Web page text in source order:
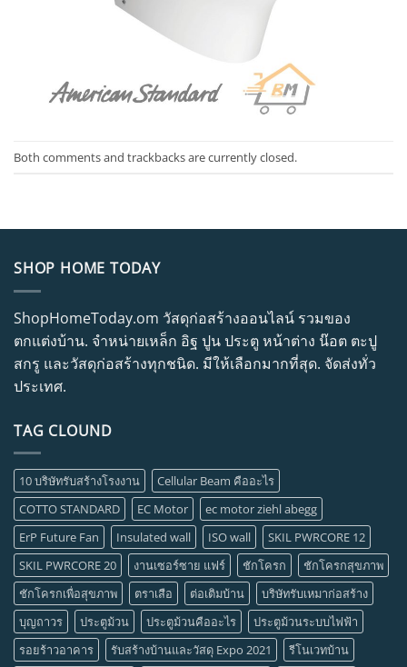
Both comments and trackbacks are currently closed.
SHOP HOME TODAY
ShopHomeToday.om วัสดุก่อสร้างออนไลน์ รวมของ
ตกแต่งบ้าน. จำหน่ายเหล็ก อิฐ ปูน ประตู หน้าต่าง น๊อต ตะปู
สกรู และวัสดุก่อสร้างทุกชนิด. มีให้เลือกมากที่สุด. จัดส่งทั่ว
ประเทศ.
TAG CLOUND
10 บริษัทรับสร้างโรงงาน
Cellular Beam คืออะไร
COTTO STANDARD
EC Motor
ec motor ziehl abegg
ErP Future Fan
Insulated wall ISO wall
SKIL PWRCORE 12
SKIL PWRCORE 20
งานเซอร์ซาย แฟร์ ชักโครก
ชักโครกสุขภาพ
ชักโครกเพื่อสุขภาพ
ตราเสือ ต่อเติมบ้าน
บริษัทรับเหมาก่อสร้าง
บุญถาวร
ประตูม้วน ประตูม้วนคืออะไร
ประตูม้วนระบบไฟฟ้า
รอยร้าวอาคาร
รับสร้างบ้านและวัสดุ Expo 2021
รีโนเวทบ้าน